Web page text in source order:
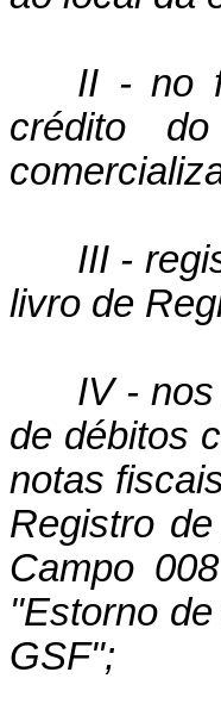
II - no
crédito
III -
livro de
IV -
de débitos
notas
Registro
Campo
"Estorno
GSF";